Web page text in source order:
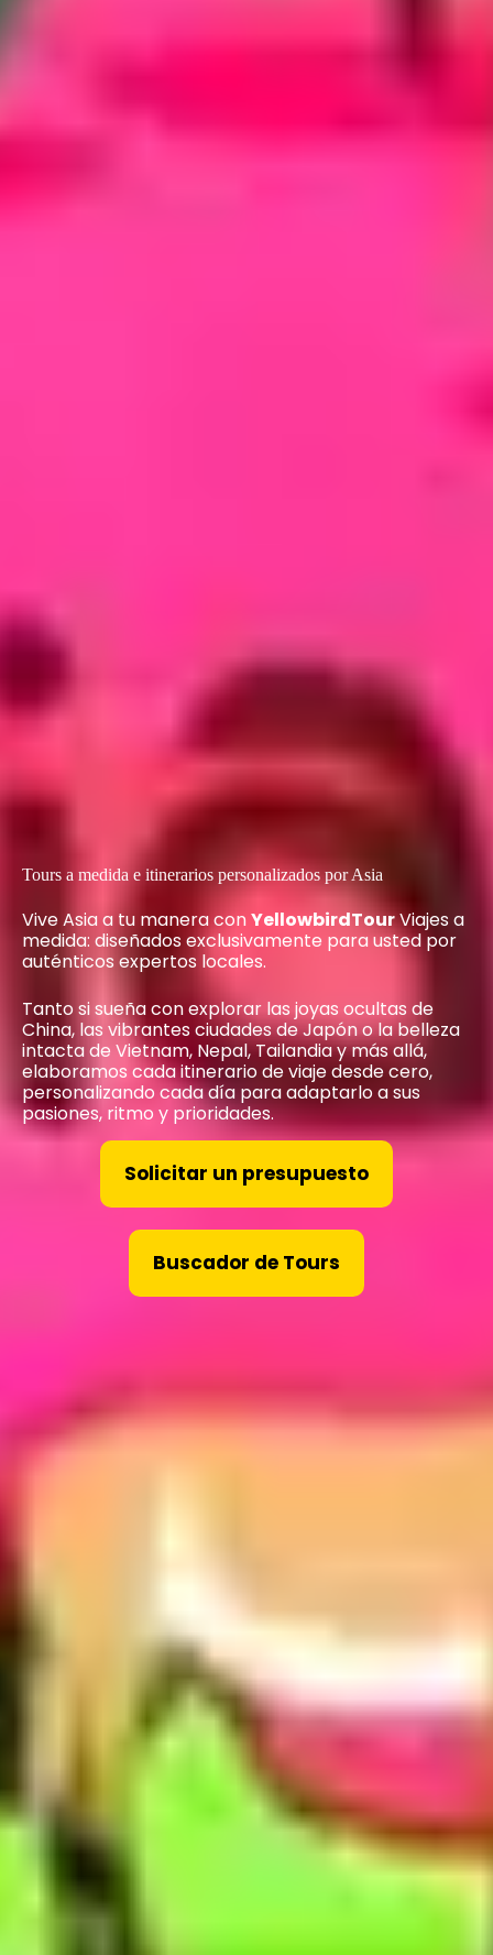
Tours a medida e itinerarios personalizados por Asia
Vive Asia a tu manera conYellowbirdTourViajes a
medida: diseñados exclusivamente para usted por
auténticos expertos locales.
Tanto si sueña con explorar las joyas ocultas de
China, las vibrantes ciudades de Japón o la belleza
intacta de Vietnam, Nepal, Tailandia y más allá,
elaboramos cada itinerario de viaje desde cero,
personalizando cada día para adaptarlo a sus
pasiones, ritmo y prioridades.
Solicitar un presupuesto
Buscador de Tours